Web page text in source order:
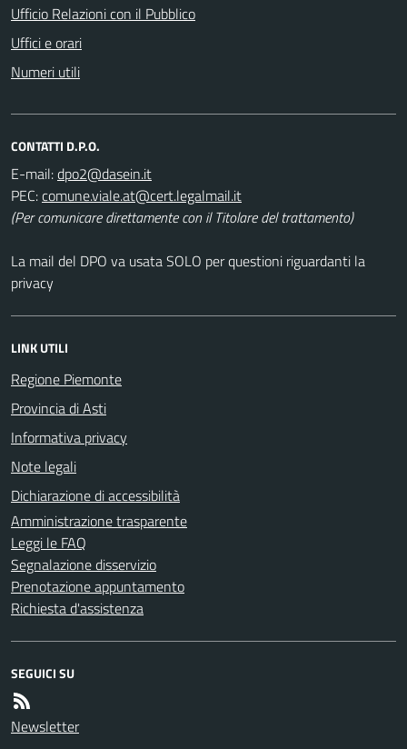
Ufficio Relazioni con il Pubblico
Uffici e orari
Numeri utili
CONTATTI D.P.O.
E-mail:
PEC:
(Per comunicare direttamente con il Titolare del trattamento)
La mail del DPO va usata SOLO per questioni riguardanti la
privacy
LINK UTILI
Regione Piemonte
Provincia di Asti
Informativa privacy
Note legali
Dichiarazione di accessibilità
Amministrazione trasparente
Leggi le FAQ
Segnalazione disservizio
Prenotazione appuntamento
Richiesta d'assistenza
SEGUICI SU
Newsletter